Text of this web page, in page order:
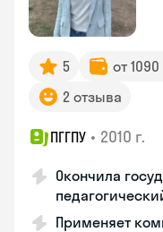
5 от
2 отзыва
ПГГПУ • 2010 г.
Окончила
Применяет